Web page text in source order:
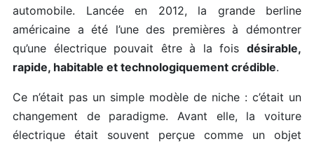
automobile. Lancée en 2012, la grande berline
américaine a été l’une des premières à démontrer
qu’une électrique pouvait être à la fois désirable,
rapide, habitable et technologiquement crédible.
Ce n’était pas un simple modèle de niche : c’était un
changement de paradigme. Avant elle, la voiture
électrique était souvent perçue comme un objet